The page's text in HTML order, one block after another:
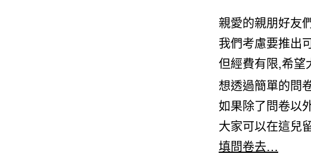
親愛的親朋好友
我們考慮要推出
但經費有限,希望
想透過簡單的問
如果除了問卷以
大家可以在這兒
填問卷去…